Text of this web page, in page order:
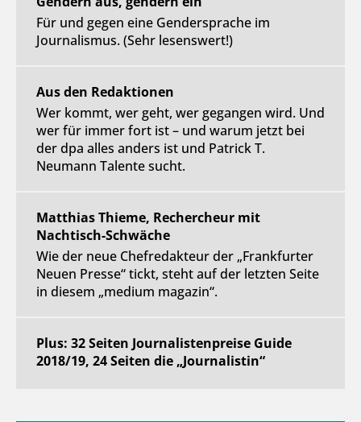
Für und gegen eine Gendersprache im
Journalismus. (Sehr lesenswert!)
Aus den Redaktionen
Wer kommt, wer geht, wer gegangen wird. Und
wer für immer fort ist – und warum jetzt bei
der dpa alles anders ist und Patrick T.
Neumann Talente sucht.
Matthias Thieme, Rechercheur mit
Nachtisch-Schwäche
Wie der neue Chefredakteur der „Frankfurter
Neuen Presse“ tickt, steht auf der letzten Seite
in diesem „medium magazin“.
Plus: 32 Seiten Journalistenpreise Guide
2018/19, 24 Seiten die „Journalistin“